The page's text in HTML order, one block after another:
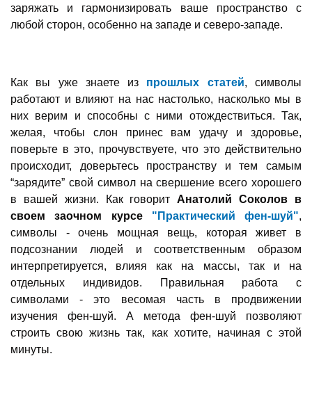
заряжать и гармонизировать ваше пространство с
любой сторон, особенно на западе и северо-западе.
Как вы уже знаете из прошлых статей, символы
работают и влияют на нас настолько, насколько мы в
них верим и способны с ними отождествиться. Так,
желая, чтобы слон принес вам удачу и здоровье,
поверьте в это, прочувствуете, что это действительно
происходит, доверьтесь пространству и тем самым
“зарядите” свой символ на свершение всего хорошего
в вашей жизни. Как говоритАнатолий Соколов в
своем заочном курсе
"Практический фен-шуй",
символы - очень мощная вещь, которая живет в
подсознании людей и соответственным образом
интерпретируется, влияя как на массы, так и на
отдельных индивидов. Правильная работа с
символами - это весомая часть в продвижении
изучения фен-шуй. А метода фен-шуй позволяют
строить свою жизнь так, как хотите, начиная с этой
минуты.